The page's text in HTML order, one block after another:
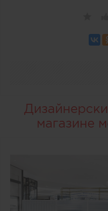
магазине